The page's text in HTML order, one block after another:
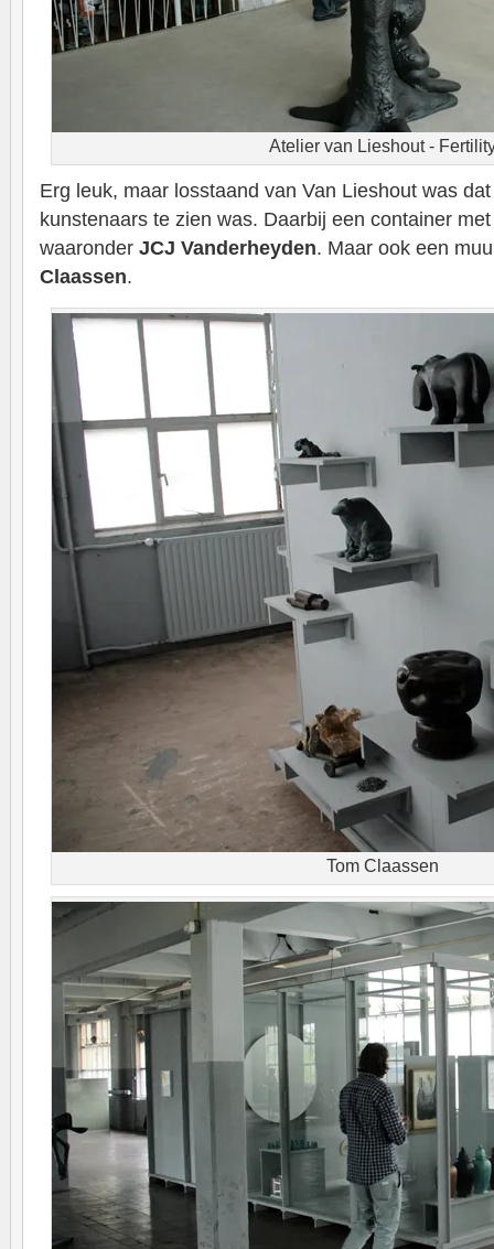
Atelier van Lieshout -
Erg leuk, maar losstaand van Van Lieshout was
kunstenaars te zien was. Daarbij een container
waaronder JCJ Vanderheyden. Maar ook een
Claassen.
Tom Claassen